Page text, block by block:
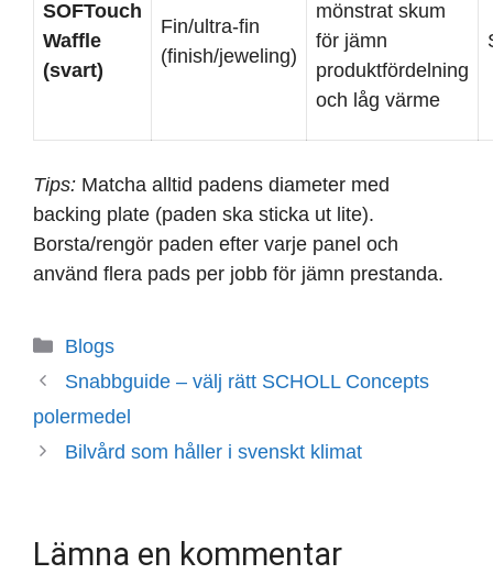
SOFTouch
Waffle
(svart)
Fin/ultra-fin
(finish/jeweling)
mönstrat skum
för jämn
produktfördelning
och låg värme
Tips: Matcha alltid padens diameter med
backing plate (paden ska sticka ut lite).
Borsta/rengör paden efter varje panel och
använd flera pads per jobb för jämn prestanda.
Kategorier
Blogs
Snabbguide – välj rätt SCHOLL Concepts
polermedel
Bilvård som håller i svenskt klimat
Lämna en kommentar